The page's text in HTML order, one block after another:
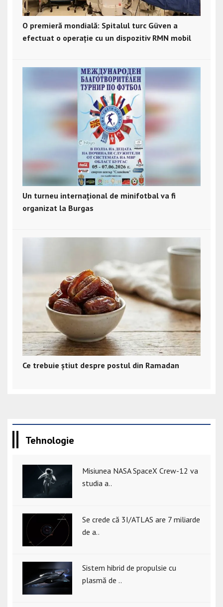
O premieră mondială: Spitalul turc Güven a
efectuat o operație cu un dispozitiv RMN mobil
Un turneu internațional de minifotbal va fi
organizat la Burgas
Ce trebuie știut despre postul din Ramadan
Tehnologie
Misiunea NASA SpaceX Crew-12 va
studia a..
Se crede că 3I/ATLAS are 7 miliarde
de a..
Sistem hibrid de propulsie cu
plasmă de ..